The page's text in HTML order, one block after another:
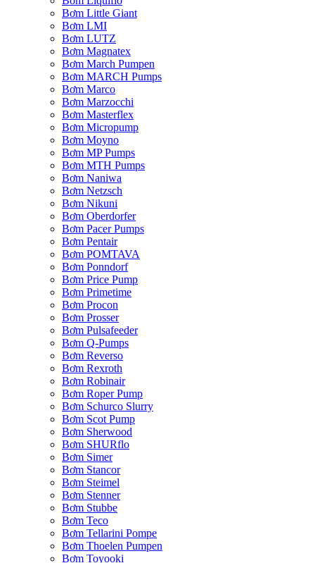
Bơm Little Giant
Bơm LMI
Bơm LUTZ
Bơm Magnatex
Bơm March Pumpen
Bơm MARCH Pumps
Bơm Marco
Bơm Marzocchi
Bơm Masterflex
Bơm Micropump
Bơm Moyno
Bơm MP Pumps
Bơm MTH Pumps
Bơm Naniwa
Bơm Netzsch
Bơm Nikuni
Bơm Oberdorfer
Bơm Pacer Pumps
Bơm Pentair
Bơm POMTAVA
Bơm Ponndorf
Bơm Price Pump
Bơm Primetime
Bơm Procon
Bơm Prosser
Bơm Pulsafeeder
Bơm Q-Pumps
Bơm Reverso
Bơm Rexroth
Bơm Robinair
Bơm Roper Pump
Bơm Schurco Slurry
Bơm Scot Pump
Bơm Sherwood
Bơm SHURflo
Bơm Simer
Bơm Stancor
Bơm Steimel
Bơm Stenner
Bơm Stubbe
Bơm Teco
Bơm Tellarini Pompe
Bơm Thoelen Pumpen
Bơm Toyooki